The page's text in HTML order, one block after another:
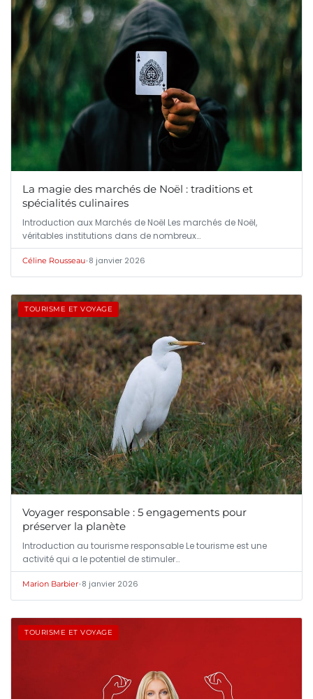
La magie des marchés de Noël : traditions et
spécialités culinaires
Introduction aux Marchés de Noël Les marchés de Noël,
véritables institutions dans de nombreux…
Céline Rousseau•8 janvier 2026
TOURISME ET VOYAGE
Voyager responsable : 5 engagements pour
préserver la planète
Introduction au tourisme responsable Le tourisme est une
activité qui a le potentiel de stimuler…
Marion Barbier•8 janvier 2026
TOURISME ET VOYAGE